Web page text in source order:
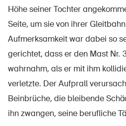
Bestellen & herunterladen
Kurse & Veranstaltungen
Rechtsfragen &
Sicherheitsdelegierte &
Höhe seiner Tochter
Seite, um sie von ihrer
Aufmerksamkeit war dabei so
gerichtet, dass er den Mast Nr.
wahrnahm, als er mit ihm
verletzte. Der Aufprall
Beinbrüche, die bleibende
ihn zwangen, seine berufliche